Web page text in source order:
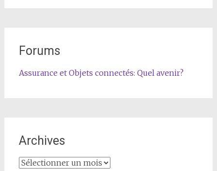
Forums
Assurance et Objets connectés: Quel avenir?
Archives
Archives